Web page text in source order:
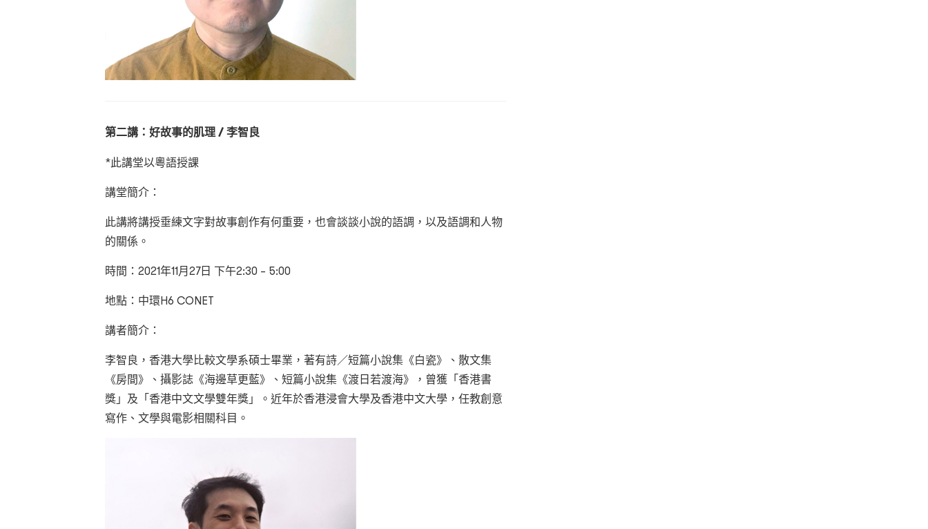
第二講：好故事的肌理 / 李智良
*此講堂以粵語授課
講堂簡介：
此講將講授垂練文字對故事創作有何重要，也會談談小說的語調，以及語調和人物
的關係。
時間：2021年11月27日 下午2:30 – 5:00
地點：中環H6 CONET
講者簡介：
李智良，香港大學比較文學系碩士畢業，著有詩／短篇小說集《白瓷》、散文集
《房間》、攝影誌《海邊草更藍》、短篇小說集《渡日若渡海》，曾獲「香港書
獎」及「香港中文文學雙年獎」。近年於香港浸會大學及香港中文大學，任教創意
寫作、文學與電影相關科目。